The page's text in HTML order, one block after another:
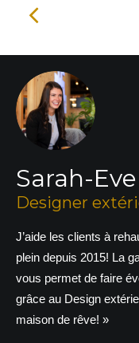
Sarah-
Designer
J’aide les clients à
plein depuis 2015! La
vous permet de faire
grâce au Design
maison de rêve! »